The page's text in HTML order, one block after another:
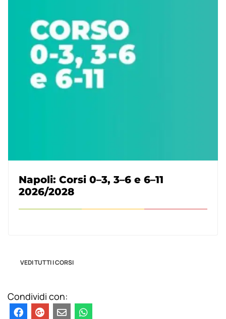
Napoli: Corsi 0–3, 3–6 e 6–11
2026/2028
VEDI TUTTI I CORSI
Condividi con: